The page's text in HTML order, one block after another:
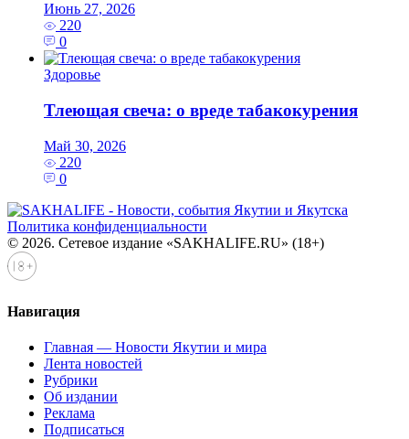
Июнь 27, 2026
220
0
Здоровье
Тлеющая свеча: о вреде табакокурения
Май 30, 2026
220
0
Политика конфиденциальности
© 2026. Сетевое издание «SAKHALIFE.RU» (18+)
Навигация
Главная — Новости Якутии и мира
Лента новостей
Рубрики
Об издании
Реклама
Подписаться